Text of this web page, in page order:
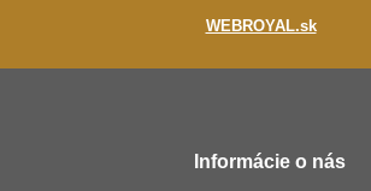
WEBROYAL.sk
Informácie o nás